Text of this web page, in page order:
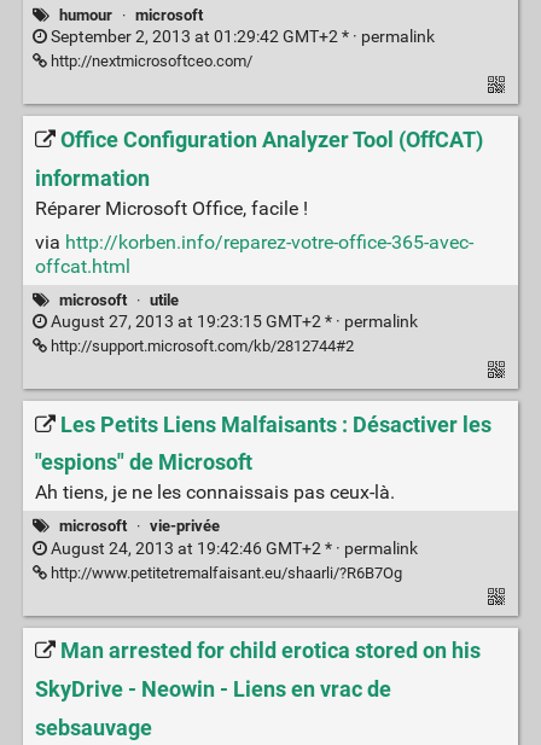
humour · microsoft
September 2, 2013 at 01:29:42 GMT+2 * · permalink
http://nextmicrosoftceo.com/
Office Configuration Analyzer Tool (OffCAT)
information
Réparer Microsoft Office, facile !
via http://korben.info/reparez-votre-office-365-avec-
offcat.html
microsoft · utile
August 27, 2013 at 19:23:15 GMT+2 * · permalink
http://support.microsoft.com/kb/2812744#2
Les Petits Liens Malfaisants : Désactiver les
"espions" de Microsoft
Ah tiens, je ne les connaissais pas ceux-là.
microsoft · vie-privée
August 24, 2013 at 19:42:46 GMT+2 * · permalink
http://www.petitetremalfaisant.eu/shaarli/?R6B7Og
Man arrested for child erotica stored on his
SkyDrive - Neowin - Liens en vrac de
sebsauvage